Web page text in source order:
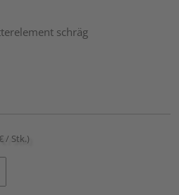
schräg
/ Stk.)